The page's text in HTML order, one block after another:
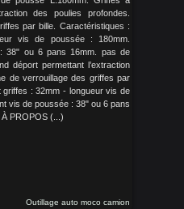
des poulies profondes.
par bille. Caractéristiques :
vis de poussée : 180mm.
38" ou 6 pans 16mm. pas de
déport permettant l’extraction
de verrouillage des griffes par
: 32mm - longueur vis de
vis de poussée : 38" ou 6 pans
PROPOS (...)
Outillage auto moco camion